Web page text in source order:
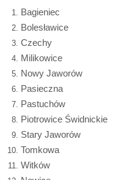
Bagieniec
Bolesławice
Czechy
Milikowice
Nowy Jaworów
Pasieczna
Pastuchów
Piotrowice Świdnickie
Stary Jaworów
Tomkowa
Witków